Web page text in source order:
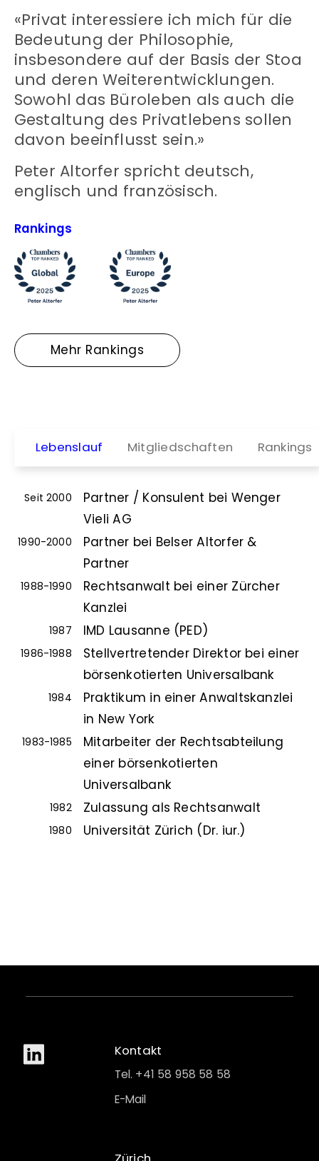
«Privat interessiere ich mich für die
Bedeutung der Philosophie,
insbesondere auf der Basis der Stoa
und deren Weiterentwicklungen.
Sowohl das Büroleben als auch die
Gestaltung des Privatlebens sollen
davon beeinflusst sein.»
Peter Altorfer spricht deutsch,
englisch und französisch.
Rankings
Mehr Rankings
Lebenslauf Mitgliedschaften Rankings
Seit 2000
Partner / Konsulent bei Wenger
Vieli AG
1990-2000
Partner bei Belser Altorfer &
Partner
1988-1990
Rechtsanwalt bei einer Zürcher
Kanzlei
1987 IMD Lausanne (PED)
1986-1988
Stellvertretender Direktor bei einer
börsenkotierten Universalbank
1984
Praktikum in einer Anwaltskanzlei
in New York
1983-1985
Mitarbeiter der Rechtsabteilung
einer börsenkotierten
Universalbank
1982 Zulassung als Rechtsanwalt
1980 Universität Zürich (Dr. iur.)
Kontakt
Tel. +41 58 958 58 58
E-Mail